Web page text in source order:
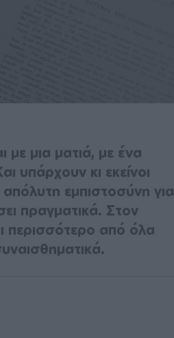
μια ματιά, με ένα
υπάρχουν κι εκείνοι
εμπιστοσύνη για
πραγματικά. Στον
περισσότερο από όλα